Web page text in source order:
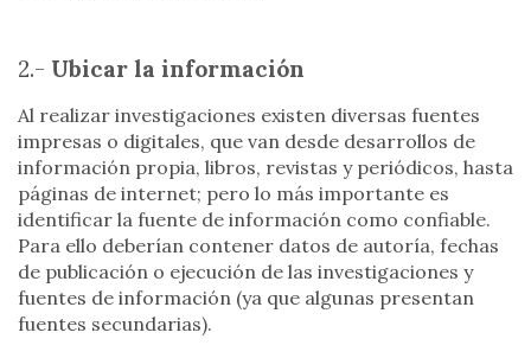
2.- Ubicar la información
Al realizar investigaciones existen diversas fuentes
impresas o digitales, que van desde desarrollos de
información propia, libros, revistas y periódicos, hasta
páginas de internet; pero lo más importante es
identificar la fuente de información como confiable.
Para ello deberían contener datos de autoría, fechas
de publicación o ejecución de las investigaciones y
fuentes de información (ya que algunas presentan
fuentes secundarias).